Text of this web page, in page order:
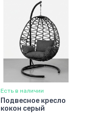
Есть в наличии
Подвесное кресло
кокон серый